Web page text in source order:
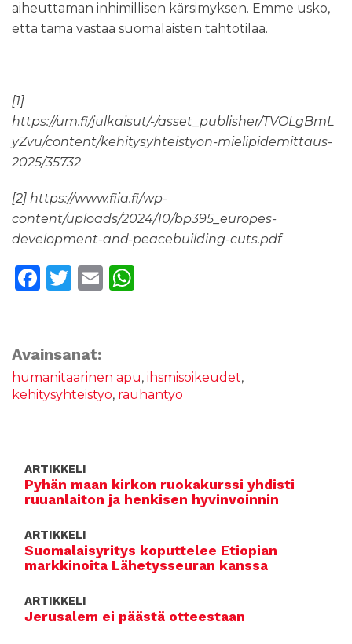
aiheuttaman inhimillisen kärsimyksen. Emme usko,
että tämä vastaa suomalaisten tahtotilaa.
[1]
https://um.fi/julkaisut/-/asset_publisher/TVOLgBmL
yZvu/content/kehitysyhteistyon-mielipidemittaus-
2025/35732
[2] https://www.fiia.fi/wp-
content/uploads/2024/10/bp395_europes-
development-and-peacebuilding-cuts.pdf
F
c
e
b
o
T
it
te
r
E
ai a
A
p
Avainsanat:
humanitaarinen apu, ihsmisoikeudet,
kehitysyhteistyö, rauhantyö
ARTIKKELI
Pyhän maan kirkon ruokakurssi yhdisti
ruuanlaiton ja henkisen hyvinvoinnin
ARTIKKELI
Suomalaisyritys koputtelee Etiopian
markkinoita Lähetysseuran kanssa
ARTIKKELI
Jerusalem ei päästä otteestaan